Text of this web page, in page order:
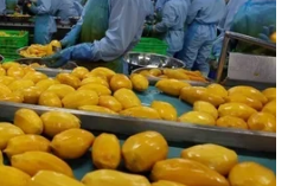
trận Bayern-Real. (Nguồn:
Âu (UEFA) vừa chính
làm trọng tài chính
Munich-Real